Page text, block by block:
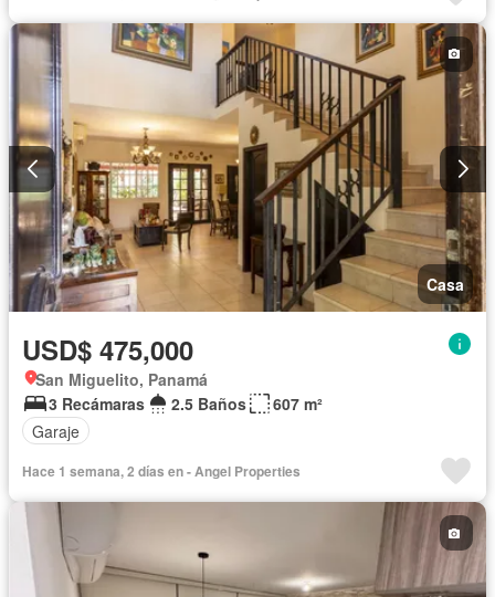
Casa
USD$ 475,000
San Miguelito, Panamá
3 Recámaras
2.5 Baños
607 m²
Garaje
Hace 1 semana, 2 días en - Angel Properties